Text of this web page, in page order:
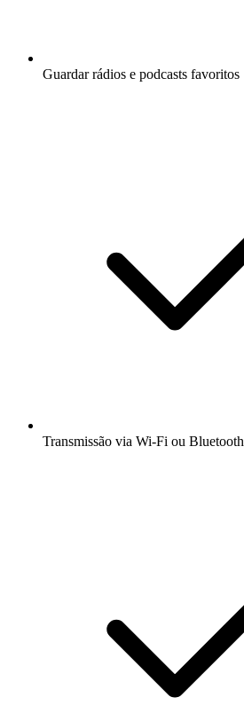
Guardar rádios e podcasts favoritos
Transmissão via Wi-Fi ou Bluetooth